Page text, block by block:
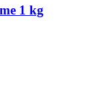
1 kg